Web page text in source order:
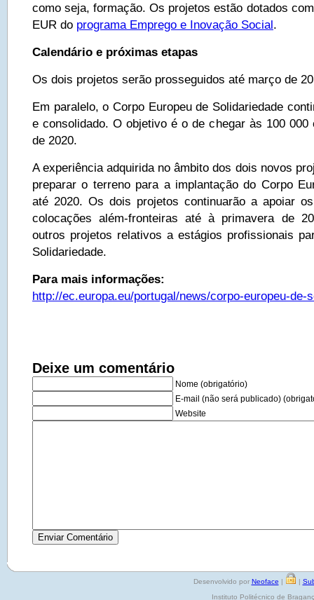
como seja, formação. Os projetos estão dotados
EUR do programa Emprego e Inovação Social.
Calendário e próximas etapas
Os dois projetos serão prosseguidos até março de
Em paralelo, o Corpo Europeu de Solidariedade
e consolidado. O objetivo é o de chegar às 100
de 2020.
A experiência adquirida no âmbito dos dois novos
preparar o terreno para a implantação do Corpo
até 2020. Os dois projetos continuarão a apoiar
colocações além-fronteiras até à primavera de
outros projetos relativos a estágios profissionais
Solidariedade.
Para mais informações:
http://ec.europa.eu/portugal/news/corpo-europeu-de-
Deixe um comentário
Nome (obrigatório)
E-mail (não será publicado)
Website
Desenvolvido por Neoface | |
Instituto Politécnico de